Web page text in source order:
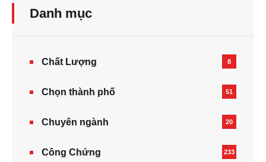
Danh mục
Chất Lượng 8
Chọn thành phố 51
Chuyên ngành 20
Công Chứng 233